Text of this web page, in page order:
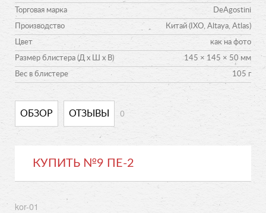
Торговая марка DeAgostini
Производство Китай (IXO, Altaya, Atlas)
Цвет как на фото
Размер блистера (Д х Ш х В) 145 × 145 × 50 мм
Вес в блистере 105 г
ОБЗОР ОТЗЫВЫ 0
КУПИТЬ №9 ПЕ-2
kor-01